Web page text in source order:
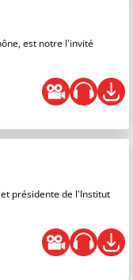
est notre l'invité
présidente de l'Institut